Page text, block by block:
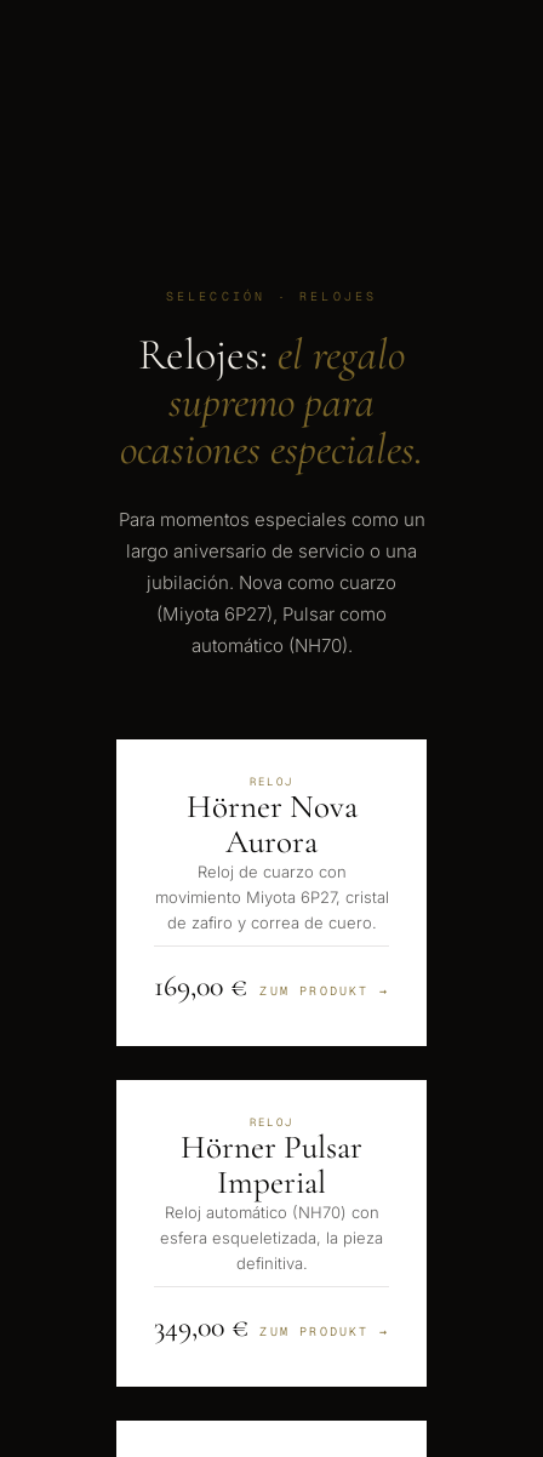
SELECCIÓN · RELOJES
Relojes: el regalo
supremo para
ocasiones especiales.
Para momentos especiales como un
largo aniversario de servicio o una
jubilación. Nova como cuarzo
(Miyota 6P27), Pulsar como
automático (NH70).
RELOJ
Hörner Nova
Aurora
Reloj de cuarzo con
movimiento Miyota 6P27, cristal
de zafiro y correa de cuero.
169,00 € ZUM PRODUKT →
RELOJ
Hörner Pulsar
Imperial
Reloj automático (NH70) con
esfera esqueletizada, la pieza
definitiva.
349,00 € ZUM PRODUKT →